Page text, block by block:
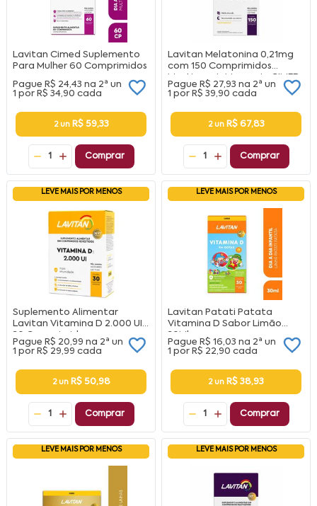
Lavitan Cimed Suplemento
Para Mulher 60 Comprimidos
Pague R$ 24,43 na 2ª un
1 por R$ 34,90 cada
2 un R$ 59,33
1 Comprar
Lavitan Melatonina 0,21mg
com 150 Comprimidos
Mastigaveis Maracuja CIMED
Pague R$ 27,93 na 2ª un
1 por R$ 39,90 cada
2 un R$ 67,83
1 Comprar
LEVE MAIS POR MENOS
Suplemento Alimentar
Lavitan Vitamina D 2.000 UI
30 Comprimidos
Pague R$ 20,99 na 2ª un
1 por R$ 29,99 cada
2 un R$ 50,98
1 Comprar
LEVE MAIS POR MENOS
Lavitan Patati Patata
Vitamina D Sabor Limão
30Ml
Pague R$ 16,03 na 2ª un
1 por R$ 22,90 cada
2 un R$ 38,93
1 Comprar
LEVE MAIS POR MENOS LEVE MAIS POR MENOS